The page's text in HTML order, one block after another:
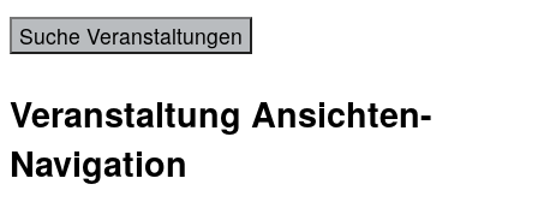
Suche Veranstaltungen
Veranstaltung Ansichten-
Navigation